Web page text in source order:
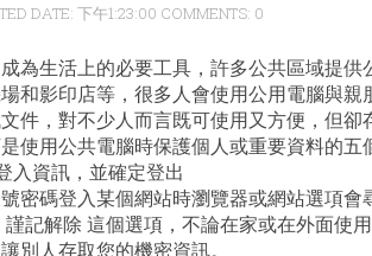
DATE: 下午1:23:00 COMMENTS: 0
為生活上的必要工具，許多公共區域提
和影印店等，很多人會使用公用電腦與
件，對不少人而言既可使用又方便，但
使用公共電腦時保護個人或重要資料的五
入資訊，並確定登出
密碼登入某個網站時瀏覽器或網站選項
謹記解除 這個選項，不論在家或在外面使
別人存取您的機密資訊。